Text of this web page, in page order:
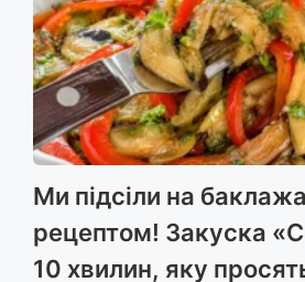
Ми підсіли на
рецептом! Закуска
10 хвилин, яку